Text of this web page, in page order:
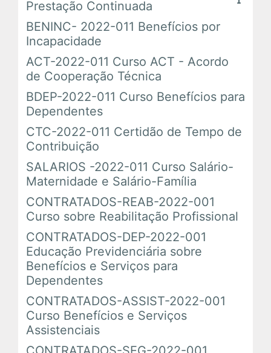
Em Andamento
Encerrados
Espaço das Superintendências
Trilhas de Aprendizagem
Ações Extracurriculares
Palestras
Próximas
Realizadas
Tutoriais
Comunidades Virtuais
Prestação Continuada
BENINC- 2022-011 Benefícios por
Incapacidade
ACT-2022-011 Curso ACT - Acordo
de Cooperação Técnica
BDEP-2022-011 Curso Benefícios para
Dependentes
CTC-2022-011 Certidão de Tempo de
Contribuição
SALARIOS -2022-011 Curso Salário-
Maternidade e Salário-Família
CONTRATADOS-REAB-2022-001
Curso sobre Reabilitação Profissional
CONTRATADOS-DEP-2022-001
Educação Previdenciária sobre
Benefícios e Serviços para
Dependentes
CONTRATADOS-ASSIST-2022-001
Curso Benefícios e Serviços
Assistenciais